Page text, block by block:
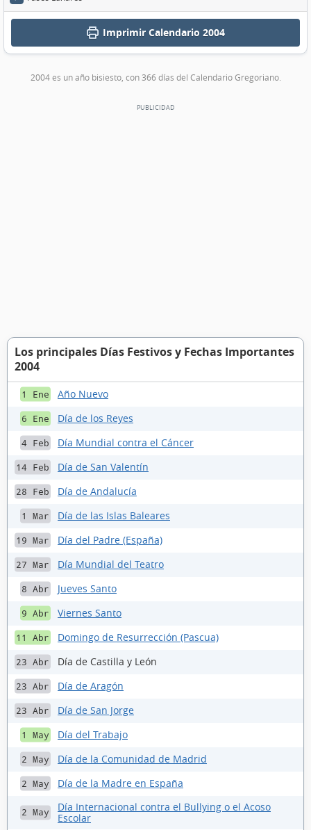
ImprimirCalendario 2004
2004 es un año bisiesto, con 366 días del Calendario Gregoriano.
Los principales Días Festivos y Fechas Importantes
2004
1 Ene Año Nuevo
6 Ene Día de los Reyes
4 Feb Día Mundial contra el Cáncer
14 Feb Día de San Valentín
28 Feb Día de Andalucía
1 Mar Día de las Islas Baleares
19 Mar Día del Padre (España)
27 Mar Día Mundial del Teatro
8 Abr Jueves Santo
9 Abr Viernes Santo
11 Abr Domingo de Resurrección (Pascua)
23 Abr Día de Castilla y León
23 Abr Día de Aragón
23 Abr Día de San Jorge
1 May Día del Trabajo
2 May Día de la Comunidad de Madrid
2 May Día de la Madre en España
2 May
Día Internacional contra el Bullying o el Acoso
Escolar